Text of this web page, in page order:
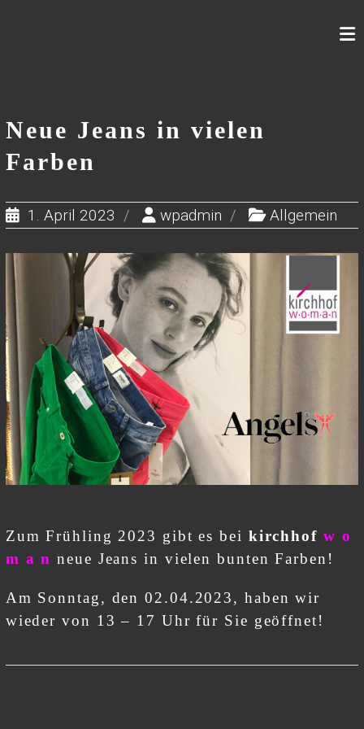
Neue Jeans in vielen
Farben
1. April 2023 wpadmin Allgemein
Zum Frühling 2023 gibt es bei kirchhof w o
m a n neue Jeans in vielen bunten Farben!
Am Sonntag, den 02.04.2023, haben wir
wieder von 13 – 17 Uhr für Sie geöffnet!